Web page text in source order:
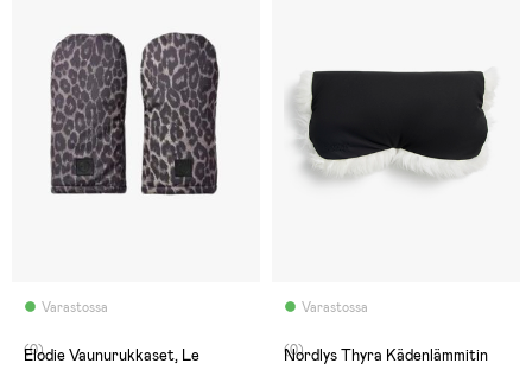
Varastossa
(0)
Elodie Vaunurukkaset, Le
Varastossa
(0)
Nordlys Thyra Kädenlämmitin